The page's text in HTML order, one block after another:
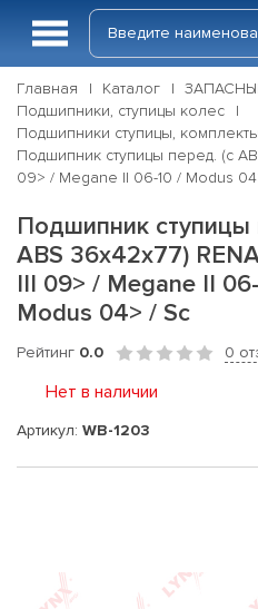
Главная Каталог
Подшипники, ступицы колес
Подшипники ступицы, комплекты
Подшипник ступицы перед. (с
09> / Megane II 06-10 / Modus
Подшипник ступицы
ABS 36x42x77)
III 09> / Megane II
Modus 04> / Sc
Рейтинг 0.0 0
Нет в наличии
Артикул: WB-1203